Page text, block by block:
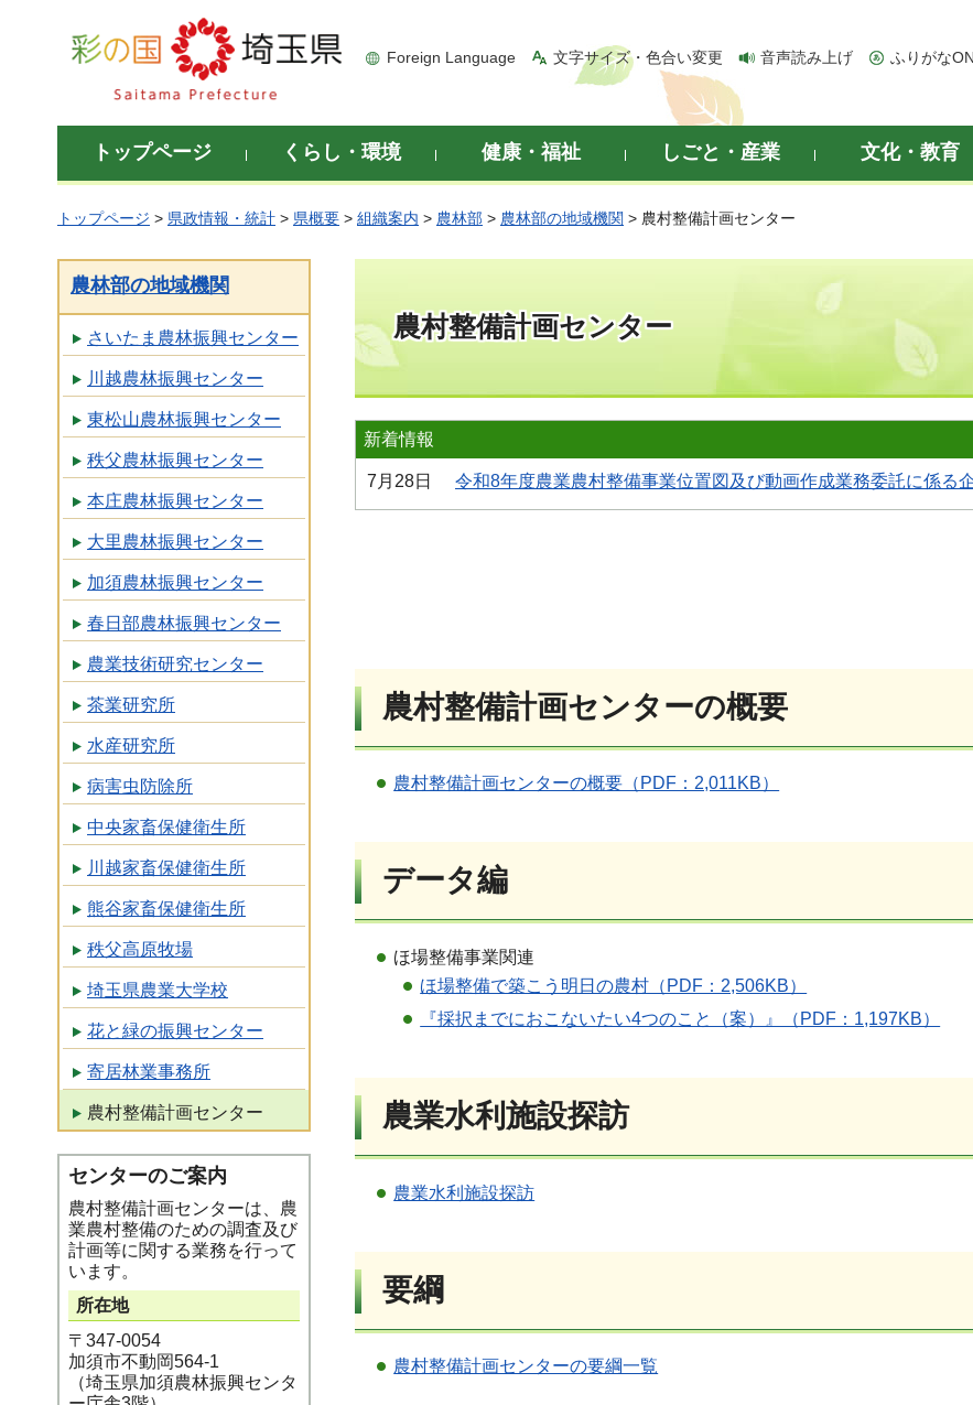
彩の国 埼玉県
Foreign Language 文字サイズ・色合い変更 音声読み上げ ふりがなON
トップページ くらし・環境 健康・福祉 しごと・産業 文化・教育
トップページ > 県政情報・統計 > 県概要 > 組織案内 > 農林部 > 農林部の地域機関 > 農村整備計画センター
農林部の地域機関
さいたま農林振興センター
川越農林振興センター
東松山農林振興センター
秩父農林振興センター
本庄農林振興センター
大里農林振興センター
加須農林振興センター
春日部農林振興センター
農業技術研究センター
茶業研究所
水産研究所
病害虫防除所
中央家畜保健衛生所
川越家畜保健衛生所
熊谷家畜保健衛生所
秩父高原牧場
埼玉県農業大学校
花と緑の振興センター
寄居林業事務所
農村整備計画センター
センターのご案内
農村整備計画センターは、農
業農村整備のための調査及び
計画等に関する業務を行って
います。
所在地
〒347-0054
加須市不動岡564-1
（埼玉県加須農林振興センタ
農村整備計画センター
新着情報
7月28日 令和8年度農業農村整備事業位置図及び動画作成業務委託に係る
農村整備計画センターの概要
農村整備計画センターの概要（PDF：2,011KB）
データ編
ほ場整備事業関連
ほ場整備で築こう明日の農村（PDF：2,506KB）
『採択までにおこないたい4つのこと（案）』（PDF：1,197KB）
農業水利施設探訪
農業水利施設探訪
要綱
農村整備計画センターの要綱一覧